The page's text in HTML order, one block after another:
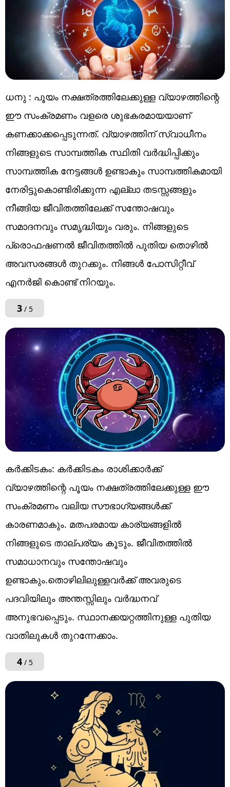
ധനു : പൂയം നക്ഷത്രത്തിലേക്കുള്ള വ്യാഴത്തിന്റെ
ഈ സംക്രമണം വളരെ ശുഭകരമായയാണ്
കണക്കാക്കപ്പെടുന്നത്. വ്യാഴത്തിന് സ്വാധീനം
നിങ്ങളുടെ സാമ്പത്തിക സ്ഥിതി വർദ്ധിപ്പിക്കും
സാമ്പത്തിക നേട്ടങ്ങൾ ഉണ്ടാകും സാമ്പത്തികമായി
നേരിട്ടുകൊണ്ടിരിക്കുന്ന എല്ലാ തടസ്സങ്ങളും
നീങ്ങിയ ജീവിതത്തിലേക്ക് സന്തോഷവും
സമാദനവും സമൃദ്ധിയും വരും. നിങ്ങളുടെ
പ്രൊഫഷണൽ ജീവിതത്തിൽ പുതിയ തൊഴിൽ
അവസരങ്ങൾ തുറക്കും. നിങ്ങൾ പോസിറ്റീവ്
എനർജി കൊണ്ട് നിറയും.
3/ 5
കർക്കിടകം: കർക്കിടകം രാശിക്കാർക്ക്
വ്യാഴത്തിന്റെ പൂയം നക്ഷത്രത്തിലേക്കുള്ള ഈ
സംക്രമണം വലിയ സൗഭാഗ്യങ്ങൾക്ക്
കാരണമാകും. മതപരമായ കാര്യങ്ങളിൽ
നിങ്ങളുടെ താല്പര്യം കൂടും. ജീവിതത്തിൽ
സമാധാനവും സന്തോഷവും
ഉണ്ടാകും.തൊഴിലിലുള്ളവർക്ക് അവരുടെ
പദവിയിലും അന്തസ്സിലും വർദ്ധനവ്
അനുഭവപ്പെടും. സ്ഥാനക്കയറ്റത്തിനുള്ള പുതിയ
വാതിലുകൾ തുറന്നേക്കാം.
4/ 5